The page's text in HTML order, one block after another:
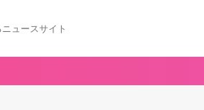
ュースサイト